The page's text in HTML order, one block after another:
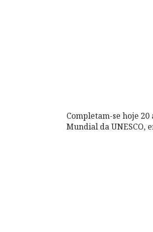
Completam-se hoje
Mundial da UNESCO,